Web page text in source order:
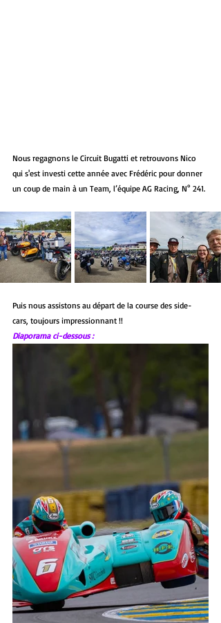
Nous regagnons le Circuit Bugatti et retrouvons Nico
qui s'est investi cette année avec Frédéric pour donner
un coup de main à un Team, l’équipe AG Racing, N° 241.
Puis nous assistons au départ de la course des side-
cars, toujours impressionnant !!
Diaporama ci-dessous :